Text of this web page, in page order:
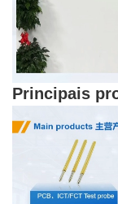
Principais